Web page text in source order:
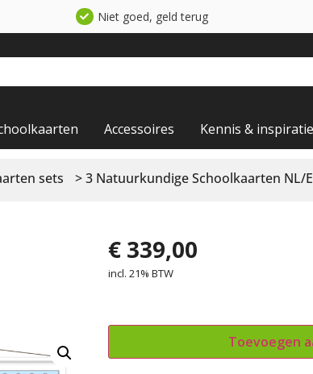
Niet goed, geld terug
Accessoires Kennis & inspiratie
sets > 3 Natuurkundige Schoolkaarten NL/
€ 339,00
incl. 21% BTW
Toevoegen